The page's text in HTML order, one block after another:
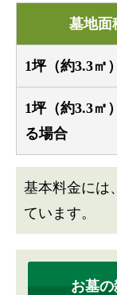
墓地面
1坪（約3.3㎡
1坪（約3.3㎡
る場合
基本料金には
ています。
お墓